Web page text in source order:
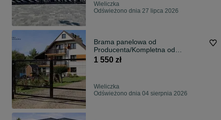
Wieliczka
Odświeżono dnia 27 lipca 2026
Brama panelowa od
Producenta/Kompletna od
ręki/Automatyka/Montaż
1 550 zł
Wieliczka
Odświeżono dnia 04 sierpnia 2026